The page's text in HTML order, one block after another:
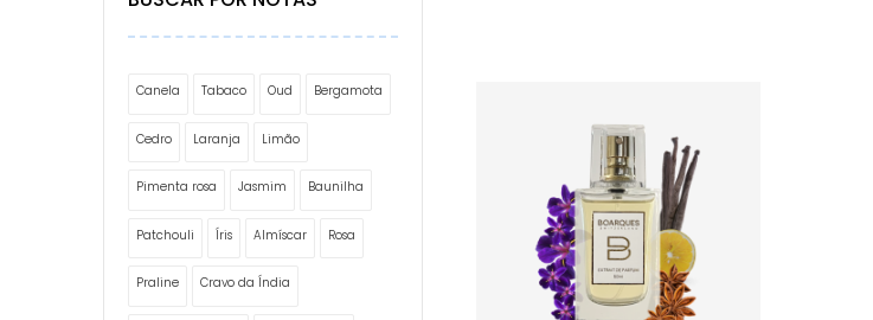
Canela Tabaco Oud Bergamota
Cedro Laranja Limão
Pimenta rosa Jasmim Baunilha
Patchouli Íris Almíscar Rosa
Praline Cravo da Índia